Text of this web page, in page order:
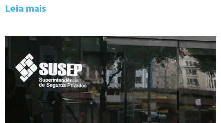
Leia mais